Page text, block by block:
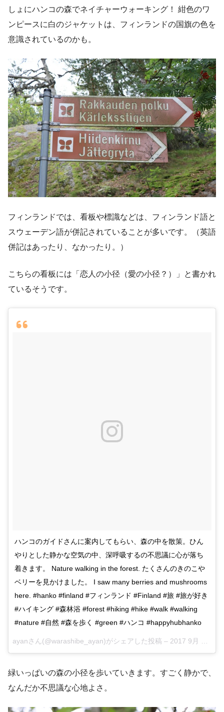
しょにハンコの森でネイチャーウォーキング！ 紺色のワ
ンピースに白のジャケットは、フィンランドの国旗の色を
意識されているのかも。
フィンランドでは、看板や標識などは、フィンランド語と
スウェーデン語が併記されていることが多いです。（英語
併記はあったり、なかったり。）
こちらの看板には「恋人の小径（愛の小径？）」と書かれ
ているそうです。
ハンコのガイドさんに案内してもらい、森の中を散策。ひん
やりとした静かな空気の中、深呼吸するの不思議に心が落ち
着きます。 Nature walking in the forest. たくさんのきのこや
ベリーを見かけました。 I saw many berries and mushrooms
here. #hanko #finland #フィンランド #Finland #旅 #旅が好き
#ハイキング #森林浴 #forest #hiking #hike #walk #walking
#nature #自然 #森を歩く #green #ハンコ #happyhubhanko
ayanさん(@warashibe_ayan)がシェアした投稿 – 2017 9月 2 12:08午前 PDT
緑いっぱいの森の小径を歩いていきます。すごく静かで、
なんだか不思議な心地よさ。